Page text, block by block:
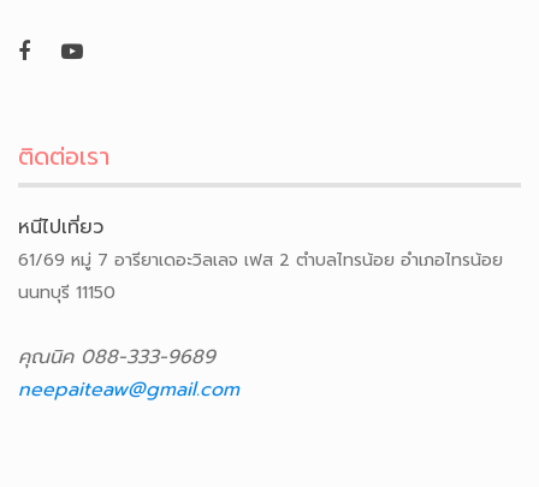
ติดต่อเรา
หนีไปเที่ยว
61/69 หมู่ 7 อารียาเดอะวิลเลจ เฟส 2 ตำบลไทรน้อย อำเภอไทรน้อย
นนทบุรี 11150
คุณนิค 088-333-9689
neepaiteaw@gmail.com